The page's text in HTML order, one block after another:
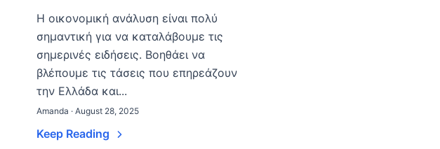
Η οικονομική ανάλυση είναι πολύ
σημαντική για να καταλάβουμε τις
σημερινές ειδήσεις. Βοηθάει να
βλέπουμε τις τάσεις που επηρεάζουν
την Ελλάδα και...
Amanda · August 28, 2025
Keep Reading